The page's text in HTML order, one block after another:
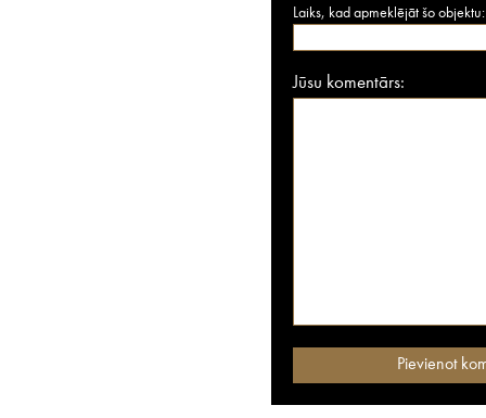
Laiks, kad apmeklējāt šo objektu:
Jūsu komentārs: